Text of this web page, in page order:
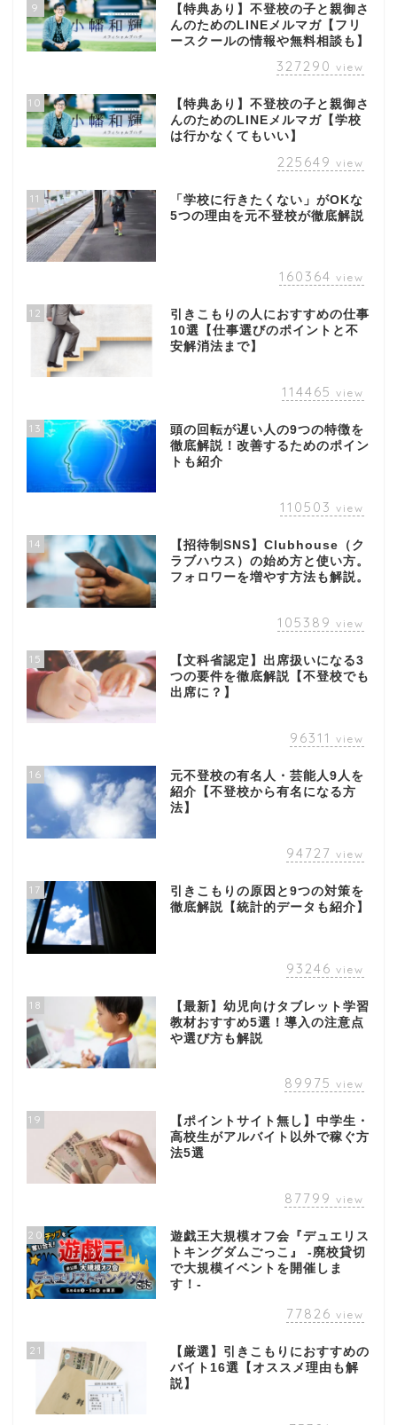
9
【特典あり】不登校の子と親御さ
んのためのLINEメルマガ【フリ
ースクールの情報や無料相談も】
327290 view
10
【特典あり】不登校の子と親御さ
んのためのLINEメルマガ【学校
は行かなくてもいい】
225649 view
11
「学校に行きたくない」がOKな
5つの理由を元不登校が徹底解説
160364 view
12
引きこもりの人におすすめの仕事
10選【仕事選びのポイントと不
安解消法まで】
114465 view
13
頭の回転が遅い人の9つの特徴を
徹底解説！改善するためのポイン
トも紹介
110503 view
14
【招待制SNS】Clubhouse（ク
ラブハウス）の始め方と使い方。
フォロワーを増やす方法も解説。
105389 view
15
【文科省認定】出席扱いになる3
つの要件を徹底解説【不登校でも
出席に？】
96311 view
16
元不登校の有名人・芸能人9人を
紹介【不登校から有名になる方
法】
94727 view
17
引きこもりの原因と9つの対策を
徹底解説【統計的データも紹介】
93246 view
18
【最新】幼児向けタブレット学習
教材おすすめ5選！導入の注意点
や選び方も解説
89975 view
19
【ポイントサイト無し】中学生・
高校生がアルバイト以外で稼ぐ方
法5選
87799 view
20
遊戯王大規模オフ会『デュエリス
トキングダムごっこ』 -廃校貸切
で大規模イベントを開催しま
す！-
77826 view
21
【厳選】引きこもりにおすすめの
バイト16選【オススメ理由も解
説】